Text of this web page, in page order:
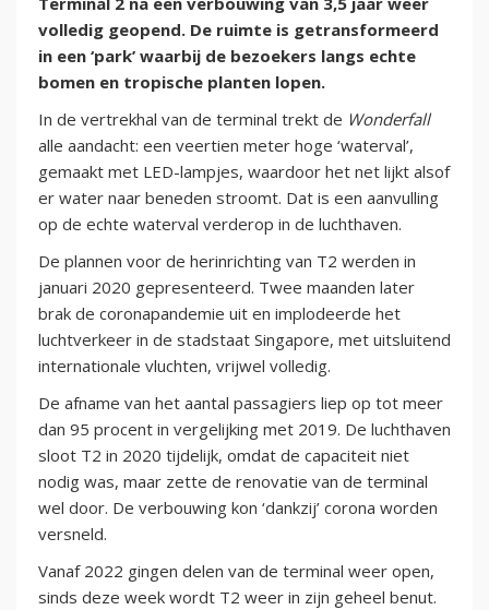
volledig geopend. De ruimte is getransformeerd
in een ‘park’ waarbij de bezoekers langs echte
bomen en tropische planten lopen.
In de vertrekhal van de terminal trekt de Wonderfall
alle aandacht: een veertien meter hoge ‘waterval’,
gemaakt met LED-lampjes, waardoor het net lijkt alsof
er water naar beneden stroomt. Dat is een aanvulling
op de echte waterval verderop in de luchthaven.
De plannen voor de herinrichting van T2 werden in
januari 2020 gepresenteerd. Twee maanden later
brak de coronapandemie uit en implodeerde het
luchtverkeer in de stadstaat Singapore, met uitsluitend
internationale vluchten, vrijwel volledig.
De afname van het aantal passagiers liep op tot meer
dan 95 procent in vergelijking met 2019. De luchthaven
sloot T2 in 2020 tijdelijk, omdat de capaciteit niet
nodig was, maar zette de renovatie van de terminal
wel door. De verbouwing kon ‘dankzij’ corona worden
versneld.
Vanaf 2022 gingen delen van de terminal weer open,
sinds deze week wordt T2 weer in zijn geheel benut.